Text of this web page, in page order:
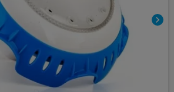
chevron_right